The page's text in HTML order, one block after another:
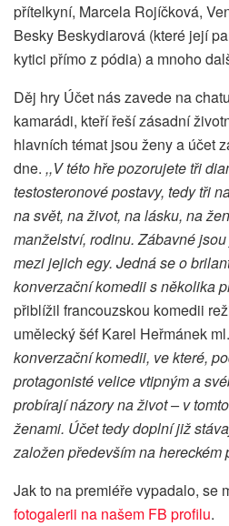
přítelkyní, Marcela Rojíčková,
Besky Beskydiarová (které její
kytici přímo z pódia) a mnoho
Děj hry Účet nás zavede na
kamarádi, kteří řeší zásadní
hlavních témat jsou ženy a účet
dne. ,,V této hře pozorujete tři
testosteronové postavy, tedy tři
na svět, na život, na lásku, na
manželství, rodinu. Zábavné
mezi jejich egy. Jedná se o
konverzační komedii s několika
přiblížil francouzskou komedii
umělecký šéf Karel Heřmánek
konverzační komedii, ve které,
protagonisté velice vtipným a
probírají názory na život – v
ženami. Účet tedy doplní již
založen především na hereckém
Jak to na premiéře vypadalo, se
fotogalerii na našem FB profilu.